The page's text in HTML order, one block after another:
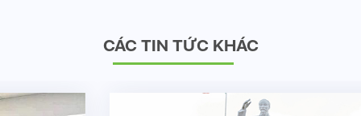
CÁC TIN TỨC KHÁC